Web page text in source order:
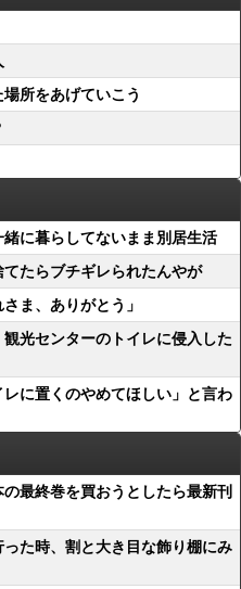
所をあげていこう
に暮らしてないまま別居生活
たらブチギレられたんやが
ま、ありがとう」
光センターのトイレに侵入した
に置くのやめてほしい」と言わ
最終巻を買おうとしたら最新刊
た時、割と大き目な飾り棚にみ